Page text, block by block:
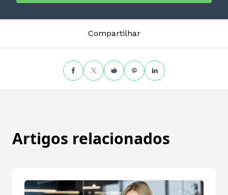
Compartilhar
Artigos relacionados